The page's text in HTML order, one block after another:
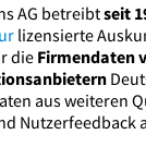
AG betreibtseit
lizensierte
die Firmendaten
aus weiteren
Nutzerfeedback